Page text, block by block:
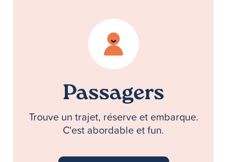
Passagers
Trouve un trajet, réserve et embarque.
C'est abordable et fun.